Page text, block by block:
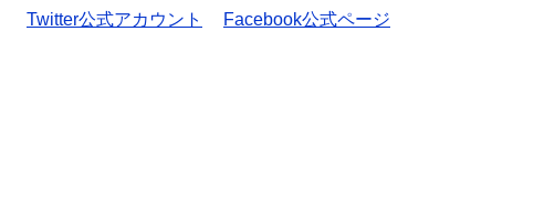
Twitter公式アカウント
Facebook公式ページ